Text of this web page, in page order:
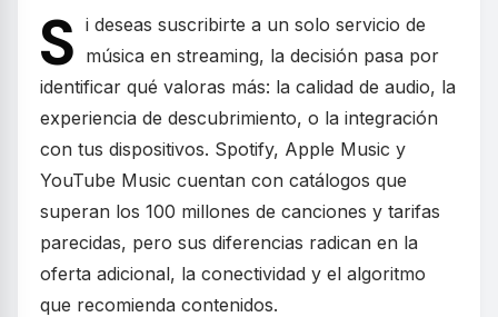
S i deseas suscribirte a un solo servicio de
música en streaming, la decisión pasa por
identificar qué valoras más: la calidad de audio, la
experiencia de descubrimiento, o la integración
con tus dispositivos. Spotify, Apple Music y
YouTube Music cuentan con catálogos que
superan los 100 millones de canciones y tarifas
parecidas, pero sus diferencias radican en la
oferta adicional, la conectividad y el algoritmo
que recomienda contenidos.